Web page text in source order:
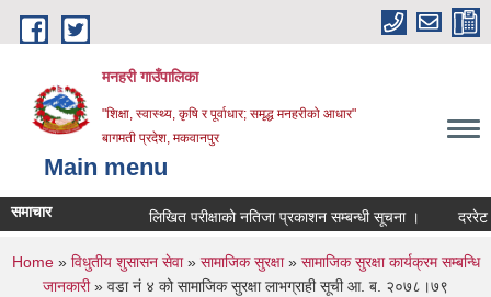
Skip to main content
मनहरी गाउँपालिका
"शिक्षा, स्वास्थ्य, कृषि र पूर्वाधार; समृद्ध मनहरीको आधार"
बागमती प्रदेश, मकवानपुर
Main menu
समाचार लिखित परीक्षाको नतिजा प्रकाशन सम्बन्धी सूचना । दररेट पेश
You are here
Home» विधुतीय शुसासन सेवा» सामाजिक सुरक्षा» सामाजिक सुरक्षा कार्यक्रम सम्बन्धि
जानकारी» वडा नं ४ को सामाजिक सुरक्षा लाभग्राही सूची आ. ब. २०७८।७९